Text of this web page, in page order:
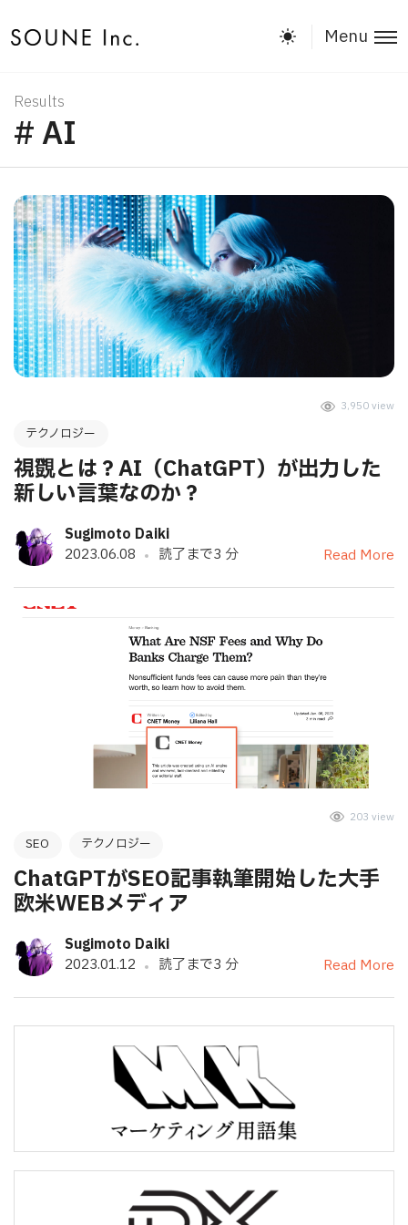
Menu
Results
# AI
テクノロジー
3,950 view
視覴とは？AI（ChatGPT）が出力した
新しい言葉なのか？
Sugimoto Daiki
2023.06.08
読了まで3 分 Read More
SEO テクノロジー
203 view
ChatGPTがSEO記事執筆開始した大手
欧米WEBメディア
Sugimoto Daiki
2023.01.12
読了まで3 分 Read More